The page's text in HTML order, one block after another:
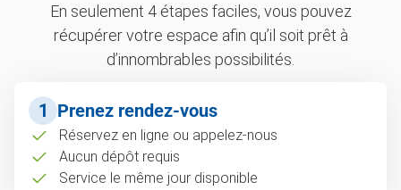
En seulement 4 étapes faciles, vous pouvez
récupérer votre espace afin qu’il soit prêt à
d’innombrables possibilités.
1 Prenez rendez-vous
Réservez en ligne ou appelez-nous
Aucun dépôt requis
Service le même jour disponible